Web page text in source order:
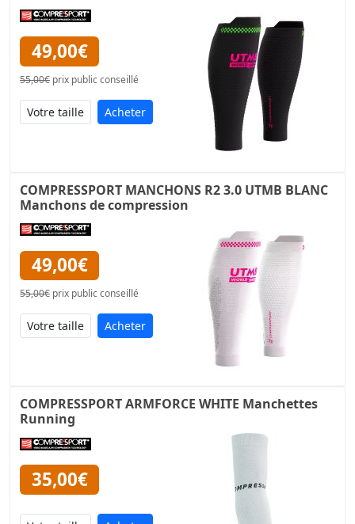
49,00€
55,00€ prix public conseillé
Acheter
COMPRESSPORT MANCHONS R2 3.0 UTMB BLANC
Manchons de compression
49,00€
55,00€ prix public conseillé
Acheter
COMPRESSPORT ARMFORCE WHITE Manchettes
Running
35,00€